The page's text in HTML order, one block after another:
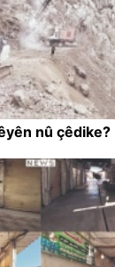
nû çêdike?